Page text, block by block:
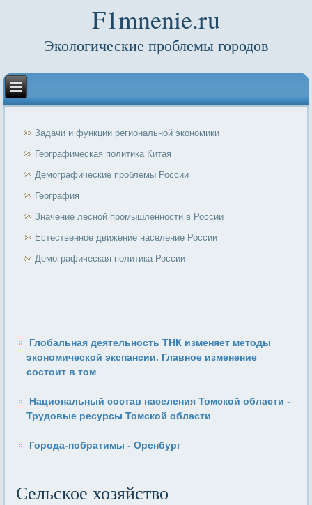
F1mnenie.ru
Экологические проблемы городов
Задачи и функции региональной экономики
Географическая политика Китая
Демографические проблемы России
География
Значение лесной промышленности в России
Естественное движение население России
Демографическая политика России
Глобальная деятельность ТНК изменяет методы
экономической экспансии. Главное изменение
состоит в том
Национальный состав населения Томской области -
Трудовые ресурсы Томской области
Города-побратимы - Оренбург
Сельское хозяйство